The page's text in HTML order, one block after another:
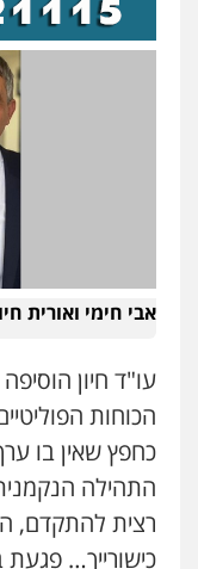
אבי חימי ואורית
עו"ד חיון
הכוחות
כחפץ שאין בו
התהילה
רצית להתקדם,
כישורייך…